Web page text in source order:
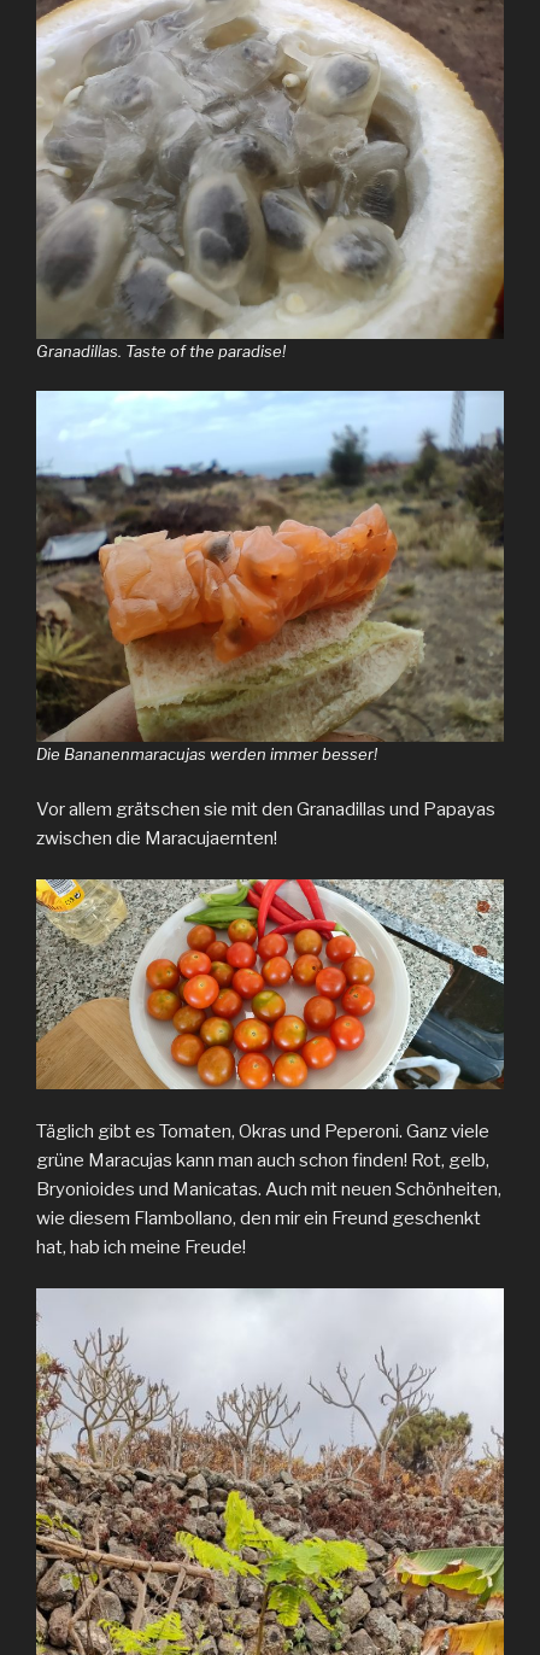
Granadillas. Taste of the paradise!
Die Bananenmaracujas werden immer besser!
Vor allem grätschen sie mit den Granadillas und Papayas
zwischen die Maracujaernten!
Täglich gibt es Tomaten, Okras und Peperoni. Ganz viele
grüne Maracujas kann man auch schon finden! Rot, gelb,
Bryonioides und Manicatas. Auch mit neuen Schönheiten,
wie diesem Flambollano, den mir ein Freund geschenkt
hat, hab ich meine Freude!